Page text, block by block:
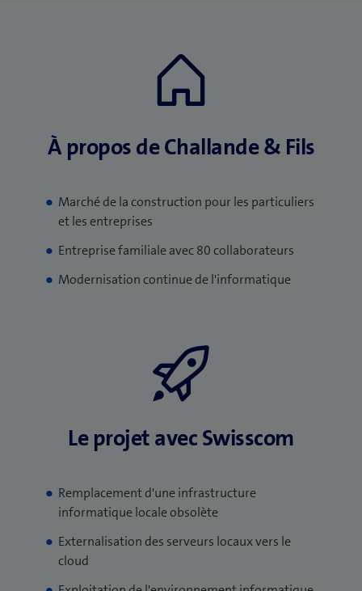
À propos de Challande & Fils
Marché de la construction pour les particuliers
et les entreprises
Entreprise familiale avec 80 collaborateurs
Modernisation continue de l'informatique
Le projet avec Swisscom
Remplacement d'une infrastructure
informatique locale obsolète
Externalisation des serveurs locaux vers le
cloud